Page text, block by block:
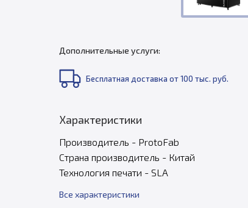
Дополнительные услуги:
Бесплатная доставка от 100 тыс. руб.
Характеристики
Производитель - ProtoFab
Страна производитель - Китай
Технология печати - SLA
Все характеристики